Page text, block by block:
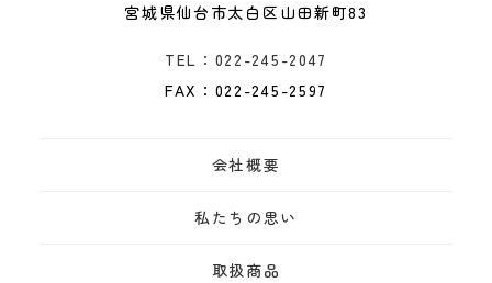
宮城県仙台市太白区山田新町83
TEL：022-245-2047
FAX：022-245-2597
会社概要
私たちの思い
取扱商品